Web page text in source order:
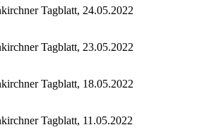
Tagblatt, 24.05.2022
Tagblatt, 23.05.2022
Tagblatt, 18.05.2022
Tagblatt, 11.05.2022